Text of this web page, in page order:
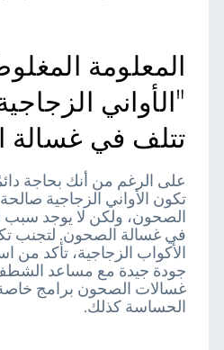
"الأواني
تتلف في غسالة
على الرغم من أنك بحاجة
تكون الأواني الزجاجية
الصحون، ولكن لا يوجد سبب
في غسالة الصحون. لتجنب
الأكواب الزجاجية، تأكد
جودة جيدة مع مساعد
غسالات الصحون برامج خاصة
الحساسة كذلك.